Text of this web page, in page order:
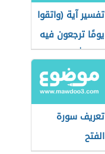
تفسير آية (واتقوا
يومًا ترجعون فيه
إلى الله)
تعريف سورة
الفتح